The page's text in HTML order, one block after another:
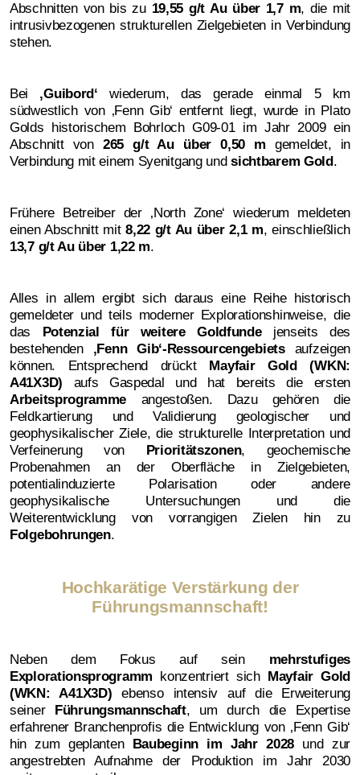
Abschnitten von bis zu 19,55 g/t Au über 1,7 m, die mit
intrusivbezogenen strukturellen Zielgebieten in Verbindung
stehen.
Bei ‚Guibord‘ wiederum, das gerade einmal 5 km
südwestlich von ‚Fenn Gib‘ entfernt liegt, wurde in Plato
Golds historischem Bohrloch G09-01 im Jahr 2009 ein
Abschnitt von 265 g/t Au über 0,50 mgemeldet, in
Verbindung mit einem Syenitgang undsichtbarem Gold.
Frühere Betreiber der ‚North Zone‘ wiederum meldeten
einen Abschnitt mit8,22 g/t Au über 2,1 m, einschließlich
13,7 g/t Au über 1,22 m.
Alles in allem ergibt sich daraus eine Reihe historisch
gemeldeter und teils moderner Explorationshinweise, die
das Potenzial für weitere Goldfundejenseits des
bestehenden ‚Fenn Gib‘-Ressourcengebietsaufzeigen
können. Entsprechend drückt Mayfair Gold (WKN:
A41X3D) aufs Gaspedal und hat bereits die ersten
Arbeitsprogramme angestoßen. Dazu gehören die
Feldkartierung und Validierung geologischer und
geophysikalischer Ziele, die strukturelle Interpretation und
Verfeinerung von Prioritätszonen, geochemische
Probenahmen an der Oberfläche in Zielgebieten,
potentialinduzierte Polarisation oder andere
geophysikalische Untersuchungen und die
Weiterentwicklung von vorrangigen Zielen hin zu
Folgebohrungen.
Hochkarätige Verstärkung der
Führungsmannschaft!
Neben dem Fokus auf sein mehrstufiges
Explorationsprogramm konzentriert sich Mayfair Gold
(WKN: A41X3D) ebenso intensiv auf die Erweiterung
seiner Führungsmannschaft, um durch die Expertise
erfahrener Branchenprofis die Entwicklung von ‚Fenn Gib‘
hin zum geplanten Baubeginn im Jahr 2028 und zur
angestrebten Aufnahme der Produktion im Jahr 2030